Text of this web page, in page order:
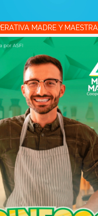
MADRE Y MAESTRA